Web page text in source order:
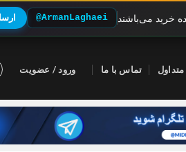
خرید می‌باشند @ArmanLaghaei
تماس با ما ورود / عضویت